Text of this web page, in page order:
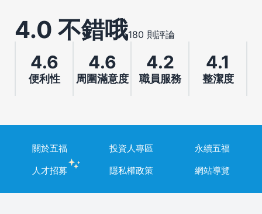
4.0 不錯哦180 則評論
4.6
便利性
4.6
周圍滿意度
4.2
職員服務
4.1
整潔度
關於五福 投資人專區
永續五福
人才招募
隱私權政策 網站導覽